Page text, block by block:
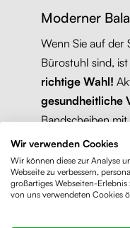
Moderner
Wenn Sie auf der
Bürostuhl sind, ist
richtige Wahl!
gesundheitliche
Bandscheiben
entlastet sie,
Durchblutung
Schwung.
Bei besserer
Wir verwenden Cookies
Wir können diese zur Analyse
Webseite zu verbessern,
großartiges Webseiten-
von uns verwendeten Cookies